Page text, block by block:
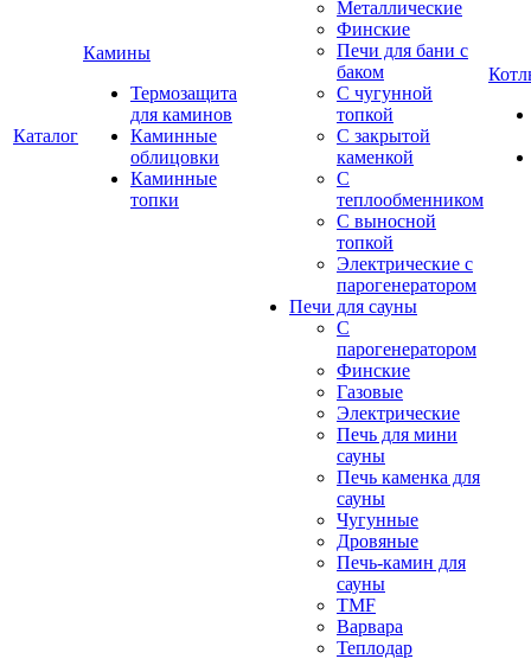
Каталог
Камины
Термозащита
для каминов
Каминные
облицовки
Каминные
топки
Металлические
Финские
Печи для бани с
баком
С чугунной
топкой
С закрытой
каменкой
С
теплообменником
С выносной
топкой
Электрические с
парогенератором
Печи для сауны
С
парогенератором
Финские
Газовые
Электрические
Печь для мини
сауны
Печь каменка для
сауны
Чугунные
Дровяные
Печь-камин для
сауны
TMF
Варвара
Теплодар